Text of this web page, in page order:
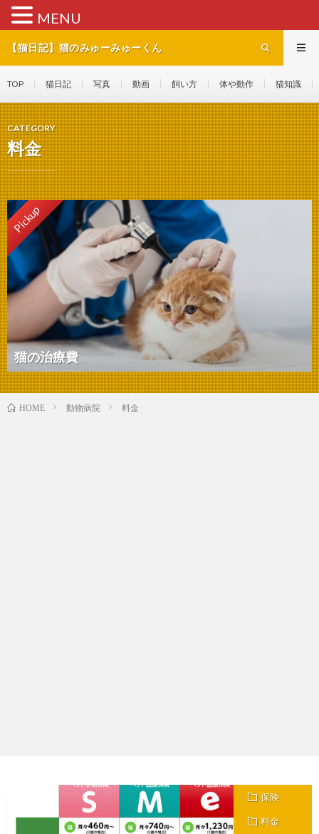
【猫日記】猫のみゅーみゅーくん
TOP 猫日記 写真 動画 飼い方 体や動作 猫知識
CATEGORY
料金
Pickup
猫の治療費
HOME 動物病院 料金
保険
料金
MENU